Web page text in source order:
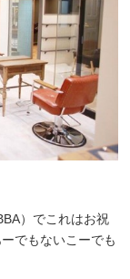
）でこれはお祝
でもないこーでも